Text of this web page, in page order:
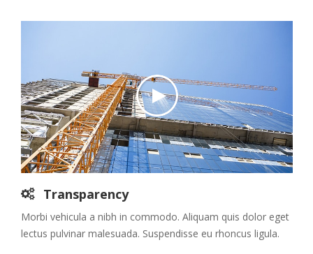
Transparency
Morbi vehicula a nibh in commodo. Aliquam quis dolor eget
lectus pulvinar malesuada. Suspendisse eu rhoncus ligula.